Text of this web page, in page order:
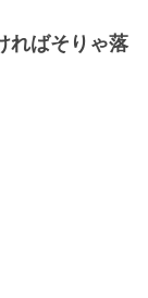
ればそりゃ落